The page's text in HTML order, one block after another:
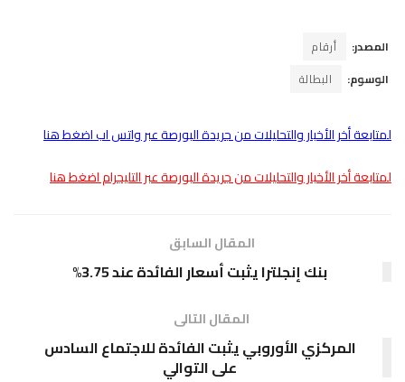
المصدر:
أرقام
الوسوم:
البطالة
لمتابعة أخر الأخبار والتحليلات من جريدة البورصة عبر واتس اب اضغط هنا
لمتابعة أخر الأخبار والتحليلات من جريدة البورصة عبر التليجرام اضغط هنا
المقال السابق
بنك إنجلترا يثبت أسعار الفائدة عند 3.75%
المقال التالى
المركزي الأوروبي يثبت الفائدة للاجتماع السادس
على التوالي